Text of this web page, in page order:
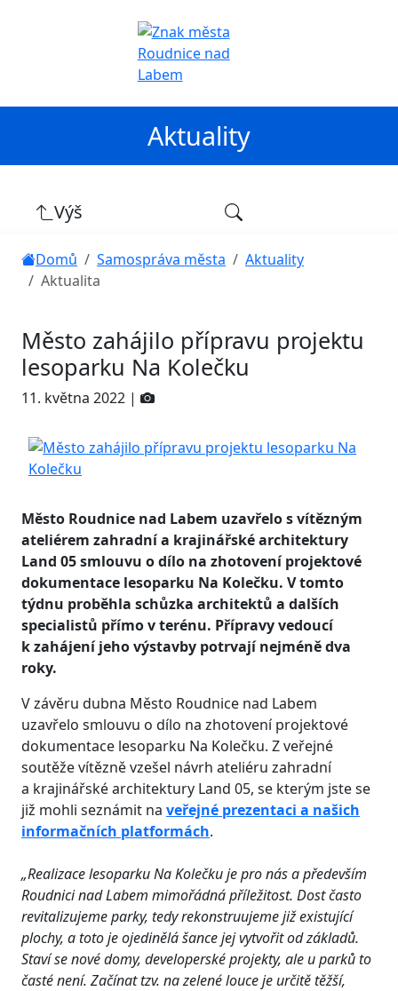
Aktuality
Výš
Domů Samospráva města
Aktuality
Aktualita
Město zahájilo přípravu projektu
lesoparku Na Kolečku
11. května 2022 |
Město Roudnice nad Labem uzavřelo s vítězným
ateliérem zahradní a krajinářské architektury
Land 05 smlouvu o dílo na zhotovení projektové
dokumentace lesoparku Na Kolečku. V tomto
týdnu proběhla schůzka architektů a dalších
specialistů přímo v terénu. Přípravy vedoucí
k zahájení jeho výstavby potrvají nejméně dva
roky.
V závěru dubna Město Roudnice nad Labem
uzavřelo smlouvu o dílo na zhotovení projektové
dokumentace lesoparku Na Kolečku. Z veřejné
soutěže vítězně vzešel návrh ateliéru zahradní
a krajinářské architektury Land 05, se kterým jste se
již mohli seznámit na veřejné prezentaci a našich
informačních platformách.
„Realizace lesoparku Na Kolečku je pro nás a především
Roudnici nad Labem mimořádná příležitost. Dost často
revitalizujeme parky, tedy rekonstruujeme již existující
plochy, a toto je ojedinělá šance jej vytvořit od základů.
Staví se nové domy, developerské projekty, ale u parků to
časté není. Začínat tzv. na zelené louce je určitě těžší,